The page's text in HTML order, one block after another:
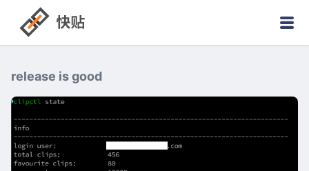
release is good